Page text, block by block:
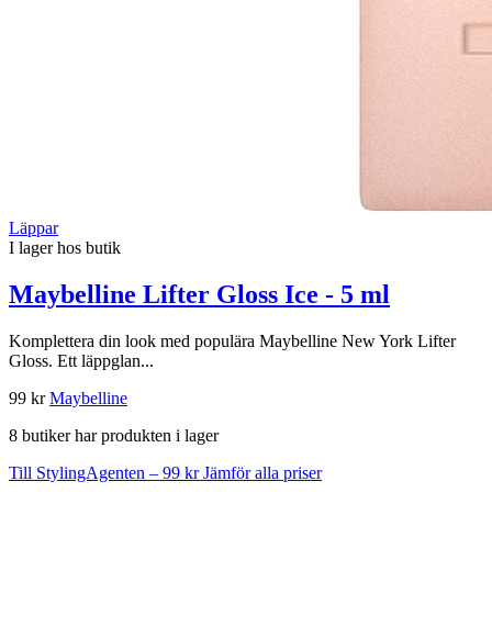
Läppar
I lager hos butik
Maybelline Lifter Gloss Ice - 5 ml
Komplettera din look med populära Maybelline New York Lifter
Gloss. Ett läppglan...
99 krMaybelline
8 butiker har produkten i lager
Till StylingAgenten – 99 krJämför alla priser